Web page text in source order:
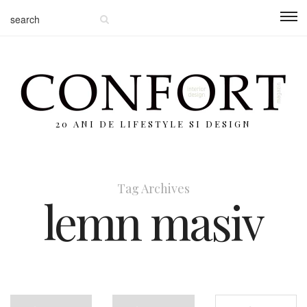
20 ANI DE LIFESTYLE SI DESIGN
Tag Archives
lemn masiv